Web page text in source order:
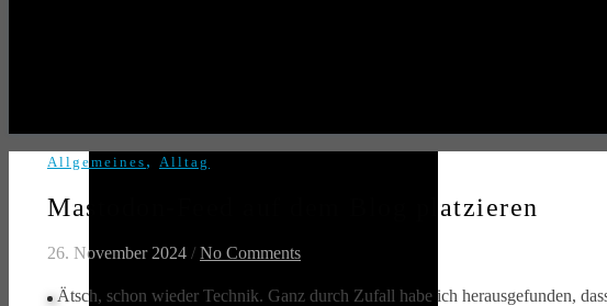
Allgemeines , Alltag
Mastodon-Feed auf dem Blog platzieren
26. November 2024 / No Comments
Ätsch, schon wieder Technik. Ganz durch Zufall habe ich herausgefunden,